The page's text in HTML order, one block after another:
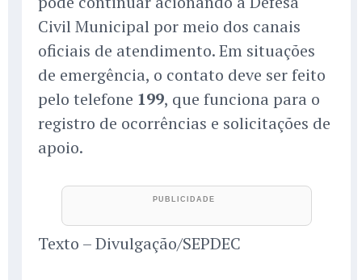
Civil Municipal por meio dos canais
oficiais de atendimento. Em situações
de emergência, o contato deve ser feito
pelo telefone 199, que funciona para o
registro de ocorrências e solicitações de
apoio.
Texto – Divulgação/SEPDEC